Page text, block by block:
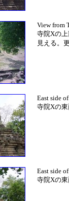
View from
寺院Xの
見える。
East side
寺院Xの
East side
寺院Xの